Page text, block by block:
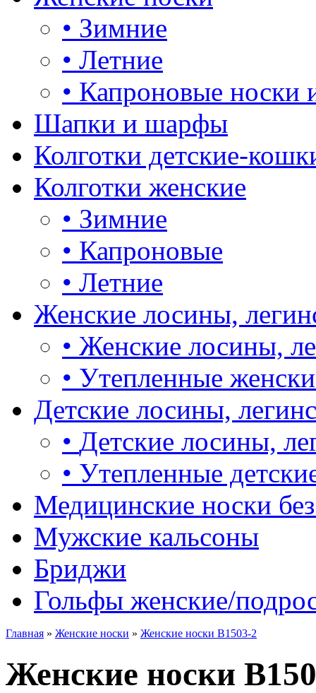
• Зимние
• Летние
• Капроновые носки
Шапки и шарфы
Колготки детские-
Колготки женские
• Зимние
• Капроновые
• Летние
Женские лосины,
• Женские лосины,
• Утепленные
Детские лосины,
• Детские лосины,
• Утепленные
Медицинские носки
Мужские кальсоны
Бриджи
Гольфы женские/
Главная » Женские носки » Женские носки B1503-2
Женские носки